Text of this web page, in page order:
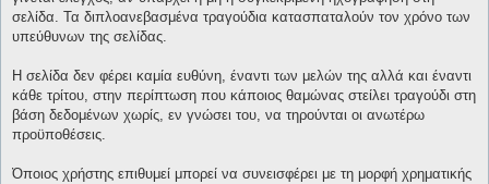
σελίδα. Τα διπλοανεβασμένα τραγούδια κατασπαταλούν τον χρόνο των
υπεύθυνων της σελίδας.
Η σελίδα δεν φέρει καμία ευθύνη, έναντι των μελών της αλλά και έναντι
κάθε τρίτου, στην περίπτωση που κάποιος θαμώνας στείλει τραγούδι στη
βάση δεδομένων χωρίς, εν γνώσει του, να τηρούνται οι ανωτέρω
προϋποθέσεις.
Όποιος χρήστης επιθυμεί μπορεί να συνεισφέρει με τη μορφή χρηματικής